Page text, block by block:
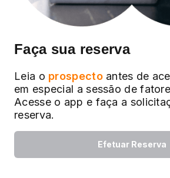
Faça sua reserva
Leia o prospecto antes de
em especial a sessão de
Acesse o app e faça a
reserva.
Efetuar Reserva